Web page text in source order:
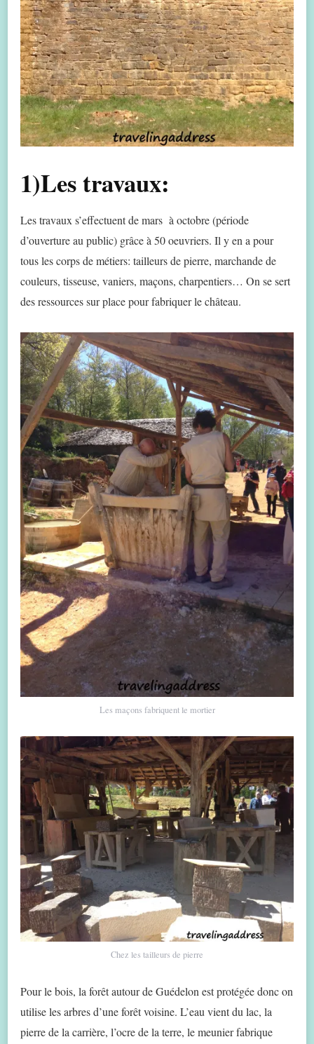
1)Les travaux:
Les travaux s’effectuent de mars à octobre (période
d’ouverture au public) grâce à 50 oeuvriers. Il y en a pour
tous les corps de métiers: tailleurs de pierre, marchande de
couleurs, tisseuse, vaniers, maçons, charpentiers… On se sert
des ressources sur place pour fabriquer le château.
Les maçons fabriquent le mortier
Chez les tailleurs de pierre
Pour le bois, la forêt autour de Guédelon est protégée donc on
utilise les arbres d’une forêt voisine. L’eau vient du lac, la
pierre de la carrière, l’ocre de la terre, le meunier fabrique